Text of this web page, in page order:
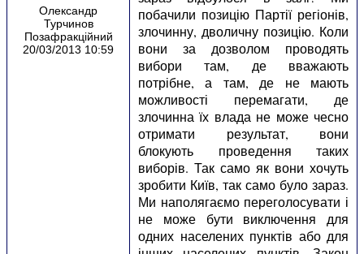
Олександр
Турчинов
Позафракційний
20/03/2013 10:59
побачили позицію Партії регіонів,
злочинну, дволичну позицію. Коли
вони за дозволом проводять
вибори там, де вважають
потрібне, а там, де не мають
можливості перемагати, де
злочинна їх влада не може чесно
отримати результат, вони
блокують проведення таких
виборів. Так само як вони хочуть
зробити Київ, так само було зараз.
Ми наполягаємо переголосувати і
не може бути виключення для
одних населених пунктів або для